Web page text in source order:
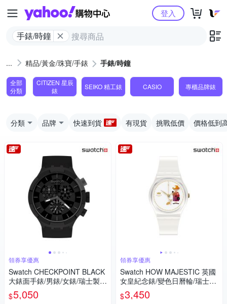
Yahoo購物中心
手錶/時鐘
登入
精品/黃金/珠寶/手錶 手錶/時鐘
全部
分類
CITIZEN 星辰
錶
SEIKO 精工錶 CASIO 專櫃品牌錶
分類 品牌 快速到貨 有現貨 挑戰低價 價格低到
領券享優惠
Swatch CHECKPOINT BLACK
大錶面手錶/男錶/女錶/瑞士製造
SB02B400 (47mm)
$5,050
領券享優惠
Swatch HOW MAJESTIC 英國
女皇紀念錶/變色日曆輪/瑞士製
造 GZ711 (34mm)
$3,450